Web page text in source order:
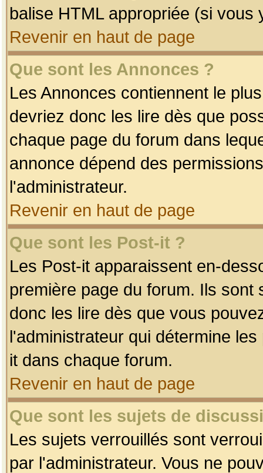
balise HTML appropriée (si vous
Revenir en haut de page
Que sont les Annonces ?
Les Annonces contiennent le
devriez donc les lire dès que
chaque page du forum dans
annonce dépend des
l'administrateur.
Revenir en haut de page
Que sont les Post-it ?
Les Post-it apparaissent en-
première page du forum. Ils
donc les lire dès que vous
l'administrateur qui détermine
it dans chaque forum.
Revenir en haut de page
Que sont les sujets de
Les sujets verrouillés sont
par l'administrateur. Vous ne